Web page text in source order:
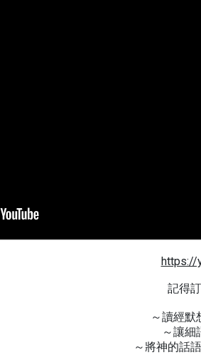
https://
記得
～讀經默
～讓細
～將神的話